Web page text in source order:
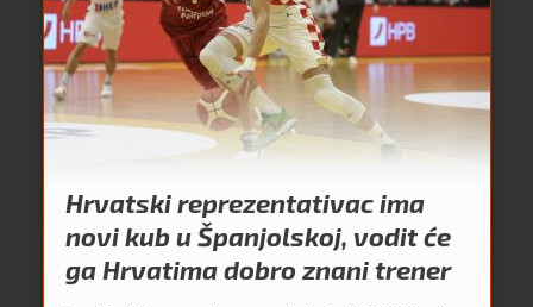
Hrvatski reprezentativac ima
novi kub u Španjolskoj, vodit će
ga Hrvatima dobro znani trener